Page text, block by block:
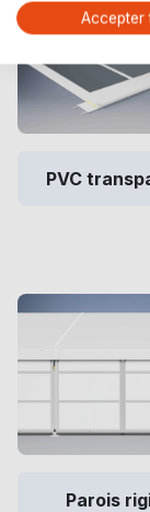
PVC
Parois
Accepter